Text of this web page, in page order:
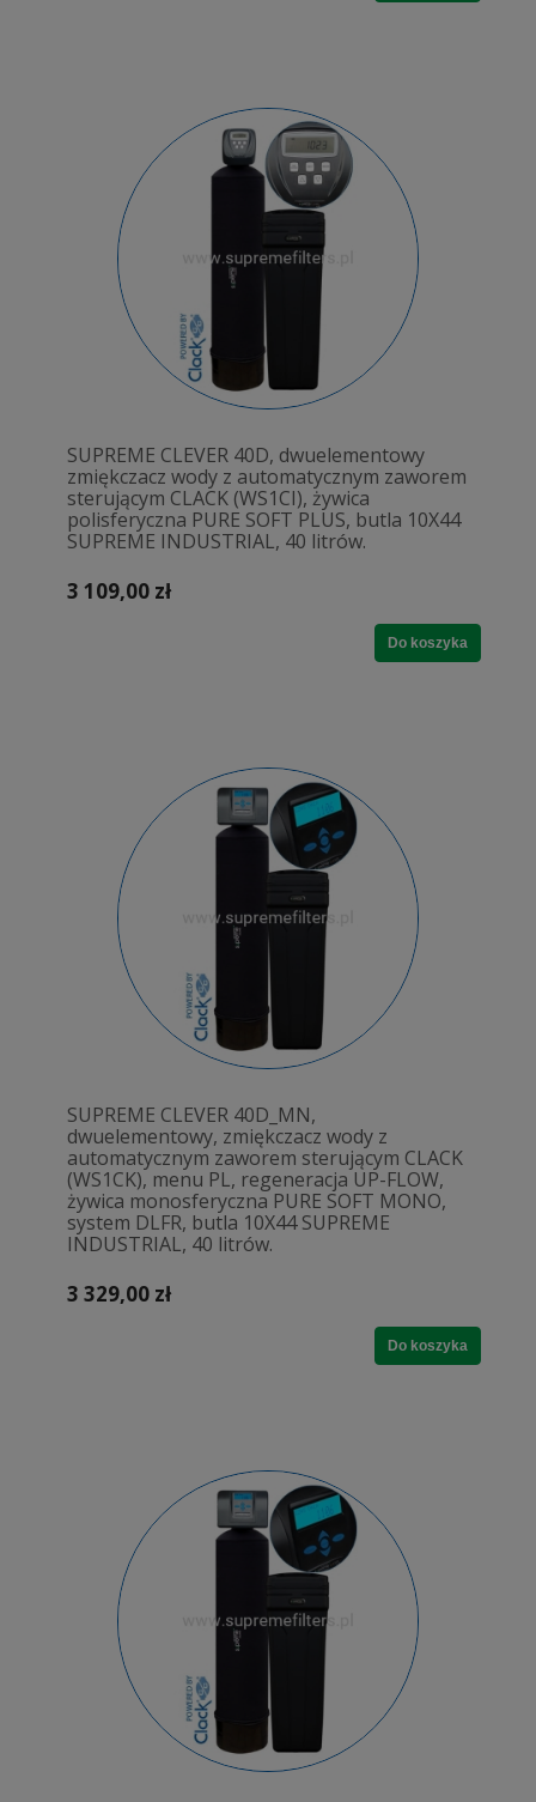
SUPREME CLEVER 40D, dwuelementowy
zmiękczacz wody z automatycznym zaworem
sterującym CLACK (WS1CI), żywica
polisferyczna PURE SOFT PLUS, butla 10X44
SUPREME INDUSTRIAL, 40 litrów.
3 109,00 zł
Do koszyka
SUPREME CLEVER 40D_MN,
dwuelementowy, zmiękczacz wody z
automatycznym zaworem sterującym CLACK
(WS1CK), menu PL, regeneracja UP-FLOW,
żywica monosferyczna PURE SOFT MONO,
system DLFR, butla 10X44 SUPREME
INDUSTRIAL, 40 litrów.
3 329,00 zł
Do koszyka